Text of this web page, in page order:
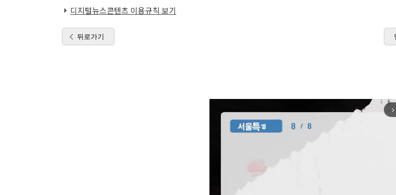
디지털뉴스콘텐츠 이용규칙 보기
뒤로가기
arrow_forward_ios